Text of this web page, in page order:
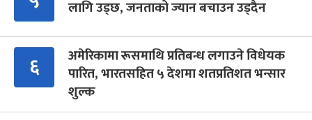
लागि उड्छ, जनताको ज्यान बचाउन उड्दैन
६
अमेरिकामा रूसमाथि प्रतिबन्ध लगाउने विधेयक
पारित, भारतसहित ५ देशमा शतप्रतिशत भन्सार
शुल्क